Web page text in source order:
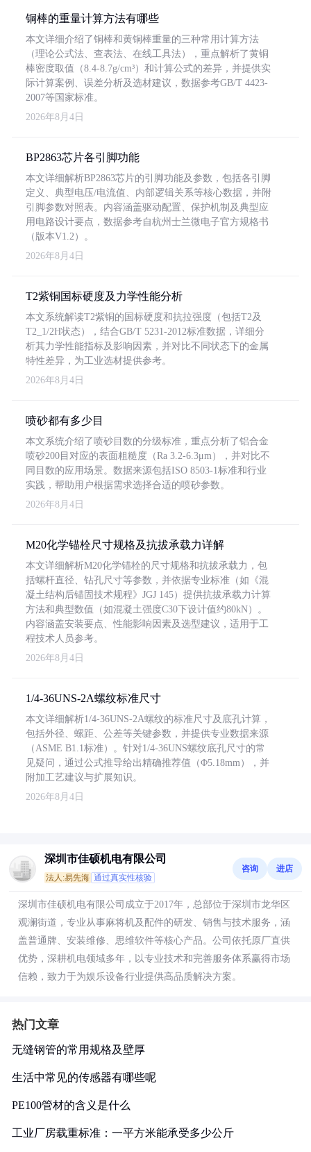
铜棒的重量计算方法有哪些
本文详细介绍了铜棒和黄铜棒重量的三种常用计算方法
（理论公式法、查表法、在线工具法），重点解析了黄铜
棒密度取值（8.4-8.7g/cm³）和计算公式的差异，并提供实
际计算案例、误差分析及选材建议，数据参考GB/T 4423-
2007等国家标准。
2026年8月4日
BP2863芯片各引脚功能
本文详细解析BP2863芯片的引脚功能及参数，包括各引脚
定义、典型电压/电流值、内部逻辑关系等核心数据，并附
引脚参数对照表。内容涵盖驱动配置、保护机制及典型应
用电路设计要点，数据参考自杭州士兰微电子官方规格书
（版本V1.2）。
2026年8月4日
T2紫铜国标硬度及力学性能分析
本文系统解读T2紫铜的国标硬度和抗拉强度（包括T2及
T2_1/2H状态），结合GB/T 5231-2012标准数据，详细分
析其力学性能指标及影响因素，并对比不同状态下的金属
特性差异，为工业选材提供参考。
2026年8月4日
喷砂都有多少目
本文系统介绍了喷砂目数的分级标准，重点分析了铝合金
喷砂200目对应的表面粗糙度（Ra 3.2-6.3μm），并对比不
同目数的应用场景。数据来源包括ISO 8503-1标准和行业
实践，帮助用户根据需求选择合适的喷砂参数。
2026年8月4日
M20化学锚栓尺寸规格及抗拔承载力详解
本文详细解析M20化学锚栓的尺寸规格和抗拔承载力，包
括螺杆直径、钻孔尺寸等参数，并依据专业标准（如《混
凝土结构后锚固技术规程》JGJ 145）提供抗拔承载力计算
方法和典型数值（如混凝土强度C30下设计值约80kN）。
内容涵盖安装要点、性能影响因素及选型建议，适用于工
程技术人员参考。
2026年8月4日
1/4-36UNS-2A螺纹标准尺寸
本文详细解析1/4-36UNS-2A螺纹的标准尺寸及底孔计算，
包括外径、螺距、公差等关键参数，并提供专业数据来源
（ASME B1.1标准）。针对1/4-36UNS螺纹底孔尺寸的常
见疑问，通过公式推导给出精确推荐值（Φ5.18mm），并
附加工艺建议与扩展知识。
2026年8月4日
深圳市佳硕机电有限公司
法人:易先海 通过真实性核验
咨询 进店
深圳市佳硕机电有限公司成立于2017年，总部位于深圳市龙华区
观澜街道，专业从事麻将机及配件的研发、销售与技术服务，涵
盖普通牌、安装维修、思维软件等核心产品。公司依托原厂直供
优势，深耕机电领域多年，以专业技术和完善服务体系赢得市场
信赖，致力于为娱乐设备行业提供高品质解决方案。
热门文章
无缝钢管的常用规格及壁厚
生活中常见的传感器有哪些呢
PE100管材的含义是什么
工业厂房载重标准：一平方米能承受多少公斤